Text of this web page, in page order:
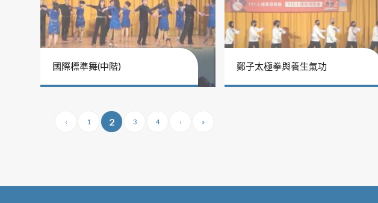
國際標準舞(中階) 鄭子太極拳與養生氣功
‹ 1 2 3 4 › »